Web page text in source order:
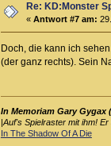
Re: KD:Monster
«Antwort #7 am:
Doch, die kann ich
(der ganz rechts). Sein
In Memoriam Gary Gygax
|Auf's Spielraster mit ihm!
In The Shadow Of A Die